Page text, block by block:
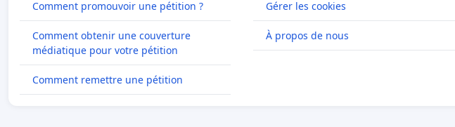
Comment promouvoir une pétition ?
Comment obtenir une couverture
médiatique pour votre pétition
Comment remettre une pétition
Gérer les cookies
À propos de nous